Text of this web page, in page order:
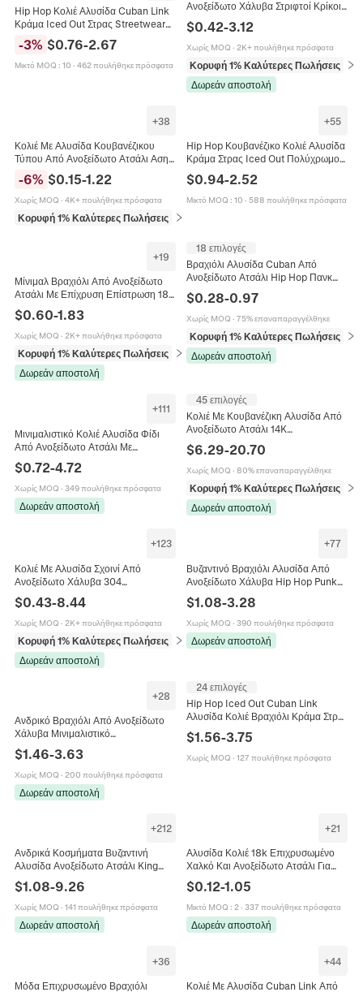
Hip Hop Κολιέ Αλυσίδα Cuban Link
Κράμα Iced Out Στρας Streetwear
Κοσμήματα Για Άνδρες Unisex
Πολυτελή Λαμπερά
-3% $0.76-2.67
Μικτό MOQ : 10 · 462 πουλήθηκε πρόσφατα
Ανοξείδωτο Χάλυβα Στριφτοί Κρίκοι
Hip Hop Μοντέρνα Κοσμήματα
Αξεσουάρ Άνδρες Γυναίκες
Κούμπωμα
$0.42-3.12
Χωρίς MOQ · 2K+ πουλήθηκε πρόσφατα
Κορυφή 1% Καλύτερες Πωλήσεις
σε
Δωρεάν αποστολή
+38
Κολιέ Με Αλυσίδα Κουβανέζικου
Τύπου Από Ανοξείδωτο Ατσάλι Ασημί
Χρώμα Πανκ Χιπ Χοπ Στυλ Για
Άνδρες Γυναίκες
-6% $0.15-1.22
Χωρίς MOQ · 4K+ πουλήθηκε πρόσφατα
Κορυφή 1% Καλύτερες Πωλήσεις σε Κολιέ
+55
Hip Hop Κουβανέζικο Κολιέ Αλυσίδα
Κράμα Στρας Iced Out Πολύχρωμο
Streetwear Κοσμήματα Για Γυναίκες
Άνδρες
$0.94-2.52
Μικτό MOQ : 10 · 588 πουλήθηκε πρόσφατα
+19
Μίνιμαλ Βραχιόλι Από Ανοξείδωτο
Ατσάλι Με Επίχρυση Επίστρωση 18K
Αλυσίδα Για Γυναίκες Άνδρες Unisex
Μόδα Κοσμήματα Δώρο
Ρυθμιζόμενο Στυλ Φίδι Σχοινί
Κουβανέζικο Αξεσουάρ
$0.60-1.83
Χωρίς MOQ · 2K+ πουλήθηκε πρόσφατα
Κορυφή 1% Καλύτερες Πωλήσεις
σε Βραχιόλια
Δωρεάν αποστολή
18 επιλογές
Βραχιόλι Αλυσίδα Cuban Από
Ανοξείδωτο Ατσάλι Hip Hop Πανκ
Μινιμαλιστικό Μοντέρνο Κόσμημα
Για Άνδρες Και Γυναίκες
$0.28-0.97
Χωρίς MOQ · 75% επαναπαραγγέλθηκε
Κορυφή 1% Καλύτερες Πωλήσεις
σε
Δωρεάν αποστολή
+111
Μινιμαλιστικό Κολιέ Αλυσίδα Φίδι
Από Ανοξείδωτο Ατσάλι Με
Αλυσίδα Για Άνδρες Και Γυναίκες
$0.72-4.72
Χωρίς MOQ · 349 πουλήθηκε πρόσφατα
Δωρεάν αποστολή
45 επιλογές
Κολιέ Με Κουβανέζικη Αλυσίδα Από
Ανοξείδωτο Ατσάλι 14K
Επιχρυσωμένο Hip Hop Κοσμήματα
Ανδρικά Με Κούμπωμα Ζιργκόν
$6.29-20.70
Χωρίς MOQ · 80% επαναπαραγγέλθηκε
Κορυφή 1% Καλύτερες Πωλήσεις
σε
Δωρεάν αποστολή
+123
Κολιέ Με Αλυσίδα Σχοινί Από
Ανοξείδωτο Χάλυβα 304
Άνδρες Γυναίκες
$0.43-8.44
Χωρίς MOQ · 2K+ πουλήθηκε πρόσφατα
Κορυφή 1% Καλύτερες Πωλήσεις
σε Κολιέ
Δωρεάν αποστολή
+77
Βυζαντινό Βραχιόλι Αλυσίδα Από
Ανοξείδωτο Χάλυβα Hip Hop Punk
Ρετρό Μόδα Κούμπωμα
$1.08-3.28
Χωρίς MOQ · 390 πουλήθηκε πρόσφατα
Δωρεάν αποστολή
+28
Ανδρικό Βραχιόλι Από Ανοξείδωτο
Χάλυβα Μινιμαλιστικό
Επιχρυρυσωμένο 18K Αλυσίδα Φίδι
Κοσμήματα Μόδας
$1.46-3.63
Χωρίς MOQ · 200 πουλήθηκε πρόσφατα
Δωρεάν αποστολή
24 επιλογές
Hip Hop Iced Out Cuban Link
Αλυσίδα Κολιέ Βραχιόλι Κράμα Στρας
$1.56-3.75
Χωρίς MOQ · 127 πουλήθηκε πρόσφατα
+212
Ανδρικά Κοσμήματα Βυζαντινή
Αλυσίδα Ανοξείδωτο Ατσάλι King
Link Punk Hip Hop Κολιέ Βραχιόλι
$1.08-9.26
Χωρίς MOQ · 141 πουλήθηκε πρόσφατα
Δωρεάν αποστολή
+21
Αλυσίδα Κολιέ 18k Επιχρυσωμένο
Χαλκό Και Ανοξείδωτο Ατσάλι Για
Κατασκευή Κοσμημάτων Άνδρες
Γυναίκες
$0.12-1.05
Μικτό MOQ : 2· 337 πουλήθηκε πρόσφατα
Δωρεάν αποστολή
+36
Μόδα Επιχρυσωμένο Βραχιόλι
+44
Κολιέ Με Αλυσίδα Cuban Link Από